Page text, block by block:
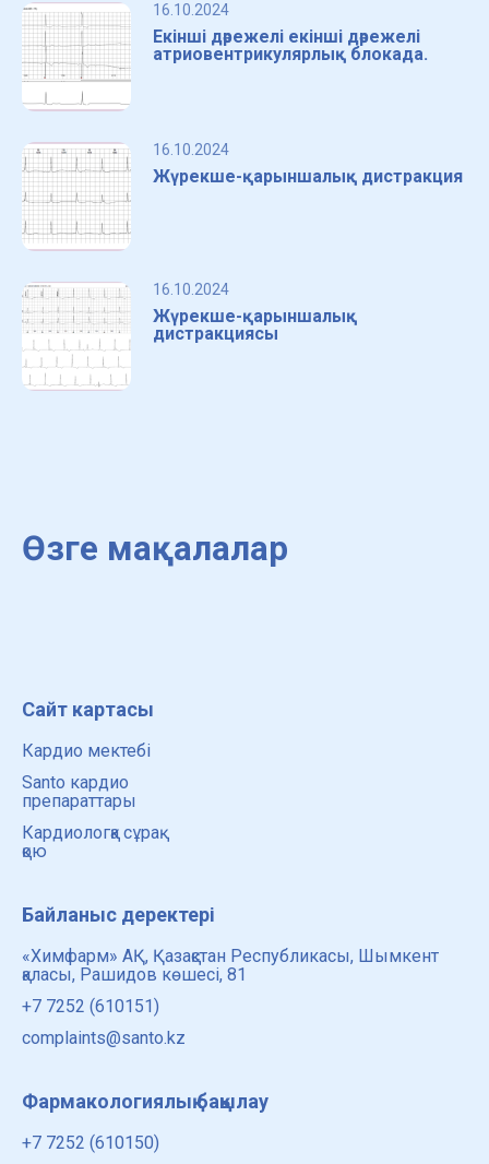
16.10.2024
Екінші дәрежелі екінші дәрежелі
атриовентрикулярлық блокада.
16.10.2024
Жүрекше-қарыншалық дистракция
16.10.2024
Жүрекше-қарыншалық
дистракциясы
Өзге мақалалар
Сайт картасы
Кардио мектебі
Santo кардио
препараттары
Кардиологқа сұрақ
қою
Байланыс деректері
«Химфарм» АҚ, Қазақстан Республикасы, Шымкент
қаласы, Рашидов көшесі, 81
+7 7252 (610151)
complaints@santo.kz
Фармакологиялық бақылау
+7 7252 (610150)